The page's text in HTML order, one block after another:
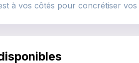
à vos côtés pour concrétiser